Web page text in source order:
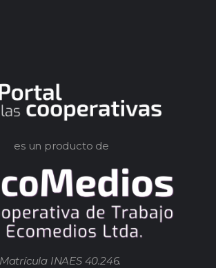
es un producto de
Matrícula INAES 40.246.